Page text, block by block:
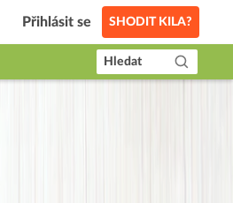
Přihlásit se SHODIT KILA?
Hledat